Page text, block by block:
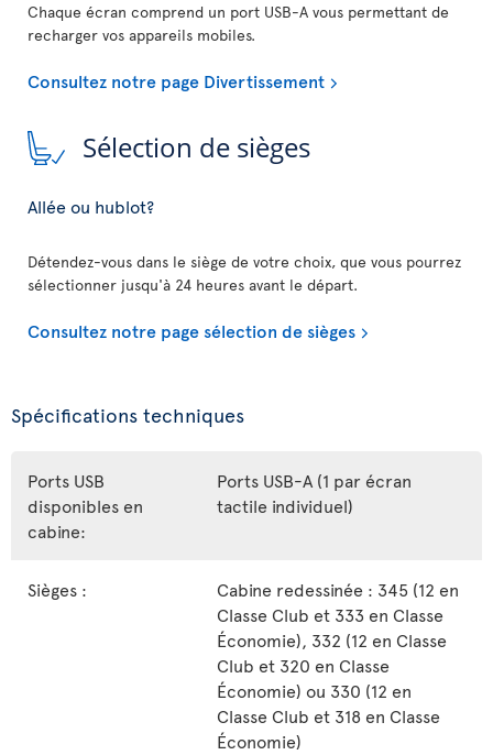
Chaque écran comprend un port USB-A vous permettant de
recharger vos appareils mobiles.
Consultez notre page Divertissement
Sélection de sièges
Allée ou hublot?
Détendez-vous dans le siège de votre choix, que vous pourrez
sélectionner jusqu'à 24 heures avant le départ.
Consultez notre page sélection de sièges
Spécifications techniques
Ports USB
disponibles en
cabine:
Ports USB-A (1 par écran
tactile individuel)
Sièges :
Cabine redessinée : 345 (12 en
Classe Club et 333 en Classe
Économie), 332 (12 en Classe
Club et 320 en Classe
Économie) ou 330 (12 en
Classe Club et 318 en Classe
Économie)